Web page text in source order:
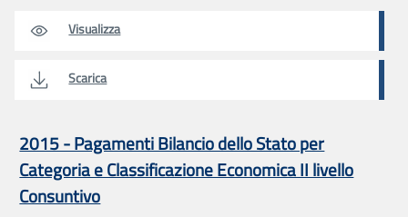
Visualizza
Scarica
2015 - Pagamenti Bilancio dello Stato per
Categoria e Classificazione Economica II livello
Consuntivo